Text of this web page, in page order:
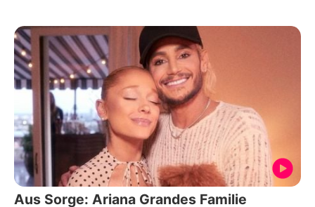
Aus Sorge: Ariana Grandes Familie